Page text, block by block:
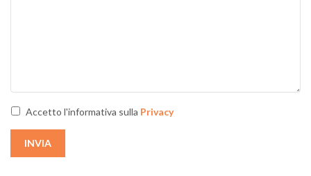
Accetto l'informativa sulla Privacy
INVIA